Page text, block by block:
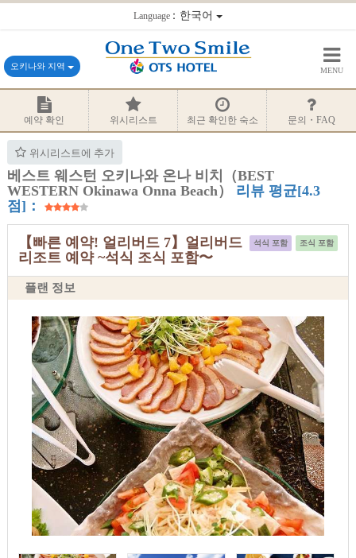
Language：한국어
오키나와 지역 MENU
예약 확인 위시리스트 최근 확인한 숙소 문의・FAQ
위시리스트에 추가
베스트 웨스턴 오키나와 온나 비치（BEST
WESTERN Okinawa Onna Beach） 리뷰 평균[4.3
점]：
조식 포함
석식 포함
【빠른 예약! 얼리버드 7】얼리버드
리조트 예약 ~석식 조식 포함〜
플랜 정보